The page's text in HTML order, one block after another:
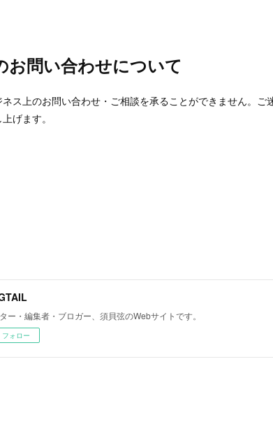
お問い合わせについて
ス上のお問い合わせ・ご相談を承ることができません。ご
げます。
ー・編集者・ブロガー、須貝弦のWebサイトです。
フォロー